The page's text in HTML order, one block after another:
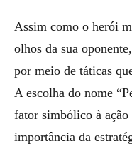
Assim como o herói
olhos da sua
por meio de táticas
A escolha do nome
fator simbólico à
importância da